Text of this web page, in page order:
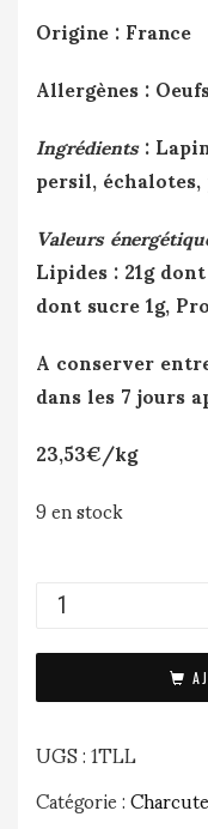
Origine : France
Allergènes :
Ingrédients:
persil,
Valeurs
Lipides : 21g
dont sucre 1g,
A conserver
dans les 7 jours
23,53€/kg
9 en stock
UGS :1TLL
Catégorie :